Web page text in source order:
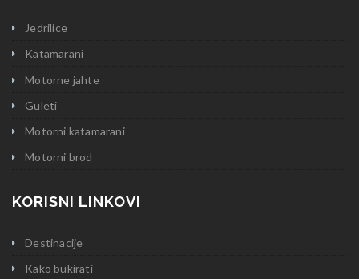
Jedrilice
Katamarani
Motorne jahte
Guleti
Motorni katamarani
Motorni brod
KORISNI LINKOVI
Destinacije
Kako bukirati